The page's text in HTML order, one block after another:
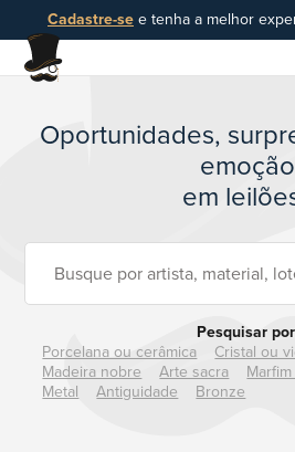
Cadastre-se e tenha a melhor
Oportunidades,
emoção
em
Pesquisar
Porcelana ou cerâmica
Cristal ou
Madeira nobre
Arte sacra
Metal
Antiguidade Bronze